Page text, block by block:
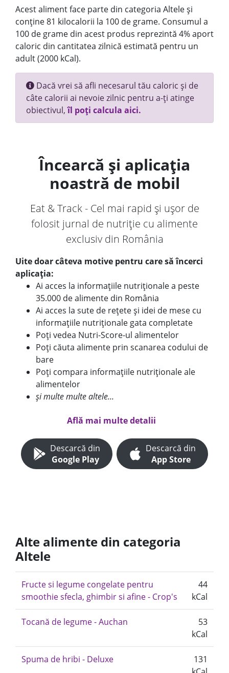
Acest aliment face parte din categoria Altele și
conține 81 kilocalorii la 100 de grame. Consumul a
100 de grame din acest produs reprezintă 4% aport
caloric din cantitatea zilnică estimată pentru un
adult (2000 kCal).
Dacă vrei să afli necesarul tău caloric și de
câte calorii ai nevoie zilnic pentru a-ți atinge
obiectivul,îl poți calcula aici.
Încearcă și aplicația
noastră de mobil
Eat & Track - Cel mai rapid și ușor de
folosit jurnal de nutriție cu alimente
exclusiv din România
Uite doar câteva motive pentru care să încerci
aplicația:
Ai acces la informațiile nutriționale a peste
35.000 de alimente din România
Ai acces la sute de rețete și idei de mese cu
informațiile nutriționale gata completate
Poți vedea Nutri-Score-ul alimentelor
Poți căuta alimente prin scanarea codului de
bare
Poți compara informațiile nutriționale ale
alimentelor
și multe multe altele...
Află mai multe detalii
Descarcă din
Google Play
Descarcă din
App Store
Alte alimente din categoria
Altele
Fructe si legume congelate pentru
smoothie sfecla, ghimbir si afine - Crop's
44
kCal
Tocană de legume - Auchan
53
kCal
Spuma de hribi - Deluxe
131